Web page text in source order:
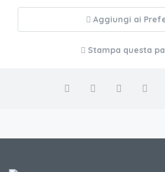
Aggiungi ai
Stampa questa